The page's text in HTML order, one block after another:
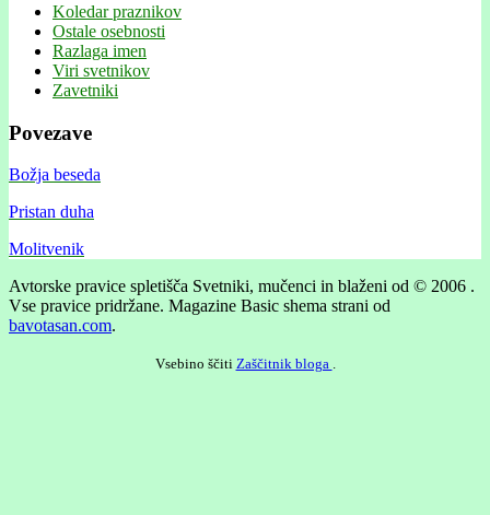
Koledar praznikov
Ostale osebnosti
Razlaga imen
Viri svetnikov
Zavetniki
Povezave
Božja beseda
Pristan duha
Molitvenik
Avtorske pravice spletišča Svetniki, mučenci in blaženi od © 2006 .
Vse pravice pridržane. Magazine Basic shema strani od
bavotasan.com.
Vsebino ščiti Zaščitnik bloga .